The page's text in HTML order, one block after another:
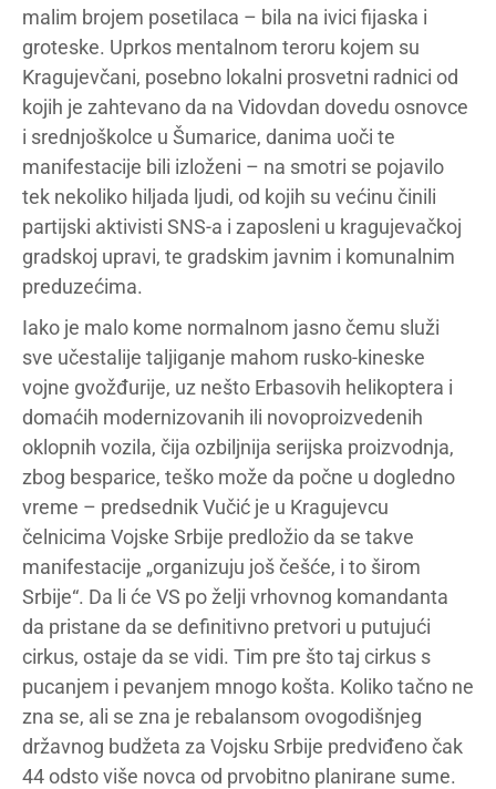
malim brojem posetilaca – bila na ivici fijaska i
groteske. Uprkos mentalnom teroru kojem su
Kragujevčani, posebno lokalni prosvetni radnici od
kojih je zahtevano da na Vidovdan dovedu osnovce
i srednjoškolce u Šumarice, danima uoči te
manifestacije bili izloženi – na smotri se pojavilo
tek nekoliko hiljada ljudi, od kojih su većinu činili
partijski aktivisti SNS-a i zaposleni u kragujevačkoj
gradskoj upravi, te gradskim javnim i komunalnim
preduzećima.
Iako je malo kome normalnom jasno čemu služi
sve učestalije taljiganje mahom rusko-kineske
vojne gvožđurije, uz nešto Erbasovih helikoptera i
domaćih modernizovanih ili novoproizvedenih
oklopnih vozila, čija ozbiljnija serijska proizvodnja,
zbog besparice, teško može da počne u dogledno
vreme – predsednik Vučić je u Kragujevcu
čelnicima Vojske Srbije predložio da se takve
manifestacije „organizuju još češće, i to širom
Srbije“. Da li će VS po želji vrhovnog komandanta
da pristane da se definitivno pretvori u putujući
cirkus, ostaje da se vidi. Tim pre što taj cirkus s
pucanjem i pevanjem mnogo košta. Koliko tačno ne
zna se, ali se zna je rebalansom ovogodišnjeg
državnog budžeta za Vojsku Srbije predviđeno čak
44 odsto više novca od prvobitno planirane sume.